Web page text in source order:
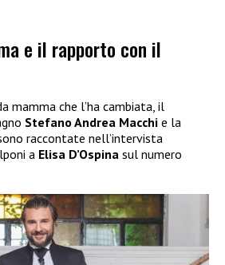
e il rapporto con il
mamma che l’ha cambiata, il
Stefano Andrea Macchi e la
raccontate nell’intervista
a Elisa D’Ospina sul numero